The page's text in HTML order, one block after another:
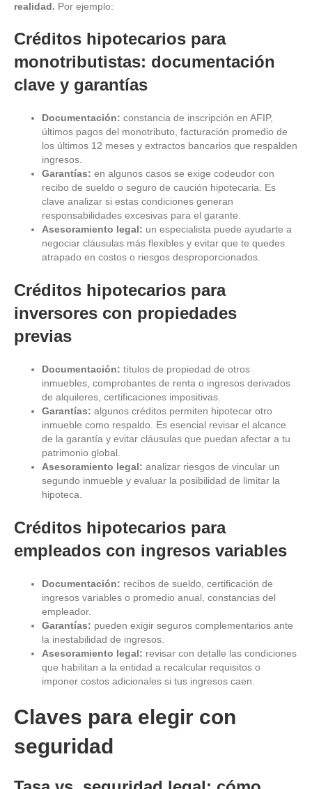
realidad. Por ejemplo:
Créditos hipotecarios para
monotributistas: documentación
clave y garantías
Documentación: constancia de inscripción en AFIP,
últimos pagos del monotributo, facturación promedio de
los últimos 12 meses y extractos bancarios que respalden
ingresos.
Garantías: en algunos casos se exige codeudor con
recibo de sueldo o seguro de caución hipotecaria. Es
clave analizar si estas condiciones generan
responsabilidades excesivas para el garante.
Asesoramiento legal: un especialista puede ayudarte a
negociar cláusulas más flexibles y evitar que te quedes
atrapado en costos o riesgos desproporcionados.
Créditos hipotecarios para
inversores con propiedades
previas
Documentación: títulos de propiedad de otros
inmuebles, comprobantes de renta o ingresos derivados
de alquileres, certificaciones impositivas.
Garantías: algunos créditos permiten hipotecar otro
inmueble como respaldo. Es esencial revisar el alcance
de la garantía y evitar cláusulas que puedan afectar a tu
patrimonio global.
Asesoramiento legal: analizar riesgos de vincular un
segundo inmueble y evaluar la posibilidad de limitar la
hipoteca.
Créditos hipotecarios para
empleados con ingresos variables
Documentación: recibos de sueldo, certificación de
ingresos variables o promedio anual, constancias del
empleador.
Garantías: pueden exigir seguros complementarios ante
la inestabilidad de ingresos.
Asesoramiento legal: revisar con detalle las condiciones
que habilitan a la entidad a recalcular requisitos o
imponer costos adicionales si tus ingresos caen.
Claves para elegir con
seguridad